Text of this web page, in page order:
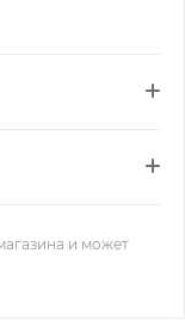
и может